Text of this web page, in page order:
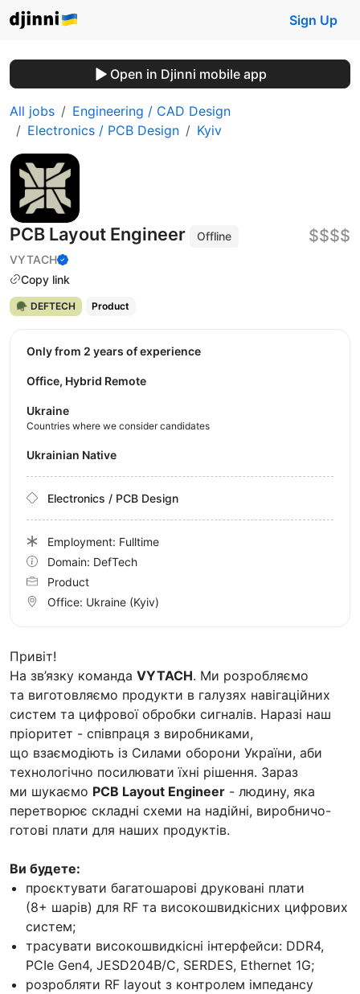
Sign Up
Open in Djinni mobile app
All jobs
Engineering / CAD Design
Electronics / PCB Design
Kyiv
PCB Layout Engineer
Offline
VYTACH
Copy link
$$$$
🪖 DEFTECH Product
Привіт!
На зв’язку команда VYTACH. Ми розробляємо
та виготовляємо продукти в галузях навігаційних
систем та цифрової обробки сигналів. Наразі наш
пріоритет - співпраця з виробниками,
що взаємодіють із Силами оборони України, аби
технологічно посилювати їхні рішення. Зараз
ми шукаємо PCB Layout Engineer - людину, яка
перетворює складні схеми на надійні, виробничо-
готові плати для наших продуктів.
Ви будете:
проєктувати багатошарові друковані плати
(8+ шарів) для RF та високошвидкісних цифрових
систем;
трасувати високошвидкісні інтерфейси: DDR4,
PCIe Gen4, JESD204B/C, SERDES, Ethernet 1G;
розробляти RF layout з контролем імпедансу
Only from 2 years of experience
Office, Hybrid Remote
Ukraine
Countries where we consider candidates
Ukrainian Native
Electronics / PCB Design
Employment: Fulltime
Domain: DefTech
Product
Office: Ukraine (Kyiv)